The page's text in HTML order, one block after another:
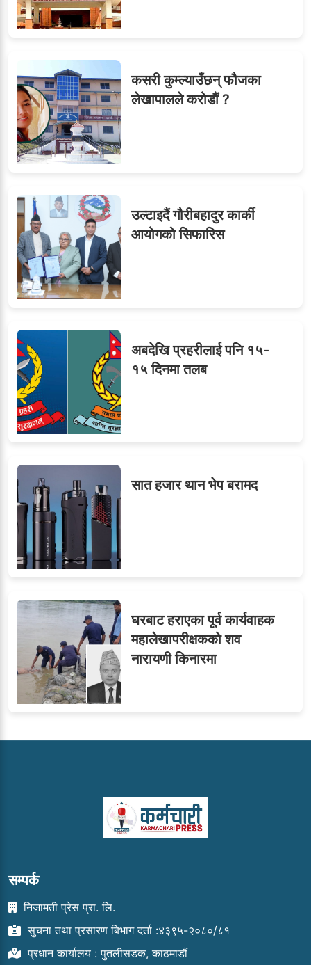
कसरी कुम्ल्याउँछन् फौजका
लेखापालले करोडौं ?
उल्टाइदैं गौरीबहादुर कार्की
आयोगको सिफारिस
अबदेखि प्रहरीलाई पनि १५-
१५ दिनमा तलब
सात हजार थान भेप बरामद
घरबाट हराएका पूर्व कार्यवाहक
महालेखापरीक्षकको शव
नारायणी किनारमा
सम्पर्क
निजामती प्रेस प्रा. लि.
सुचना तथा प्रसारण बिभाग दर्ता :४३९५-२०८०/८१
प्रधान कार्यालय : पुतलीसडक, काठमाडौं